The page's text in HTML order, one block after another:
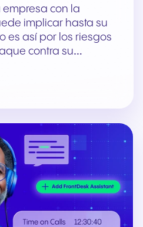
empresa con la
implicar hasta su
es así por los riesgos
contra su…